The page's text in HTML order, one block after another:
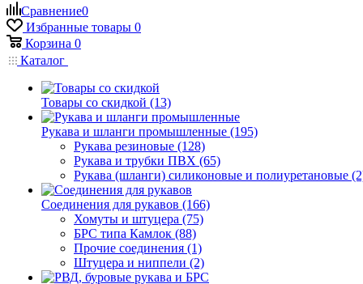
Сравнение0
Избранные товары 0
Корзина 0
Каталог
Товары со скидкой (13)
Рукава и шланги промышленные (195)
Рукава резиновые (128)
Рукава и трубки ПВХ (65)
Рукава (шланги) силиконовые и полиуретановые
Соединения для рукавов (166)
Хомуты и штуцера (75)
БРС типа Камлок (88)
Прочие соединения (1)
Штуцера и ниппели (2)